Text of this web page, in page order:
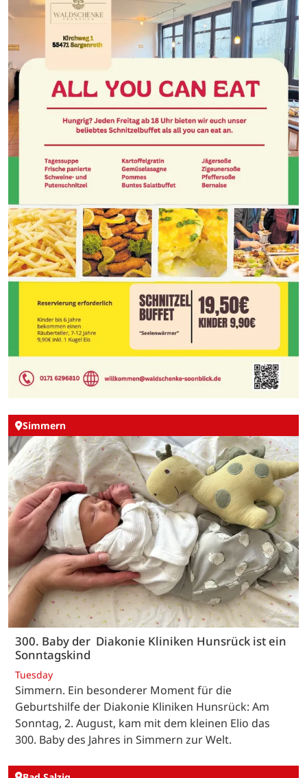
Simmern
300. Baby der Diakonie Kliniken Hunsrück ist ein
Sonntagskind
Tuesday
Simmern. Ein besonderer Moment für die
Geburtshilfe der Diakonie Kliniken Hunsrück: Am
Sonntag, 2. August, kam mit dem kleinen Elio das
300. Baby des Jahres in Simmern zur Welt.